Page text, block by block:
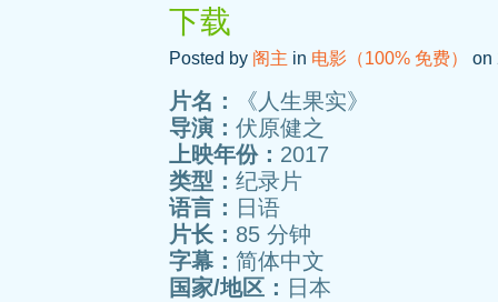
下载
Posted by 阁主 in 电影（100% 免费） on
片名：
《人生果实》
导演： 伏原健之
上映年份： 2017
类型： 纪录片
语言： 日语
片长： 85 分钟
字幕： 简体中文
国家/地区： 日本